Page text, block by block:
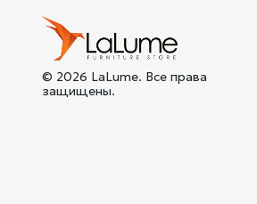
© 2026 LaLume. Все права
защищены.